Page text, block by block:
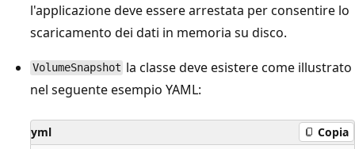
l'applicazione deve essere arrestata per consentire lo
scaricamento dei dati in memoria su disco.
VolumeSnapshot la classe deve esistere come illustrato
nel seguente esempio YAML:
yml Copia